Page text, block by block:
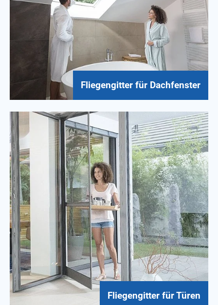
Fliegengitter für Dachfenster
Fliegengitter für Türen